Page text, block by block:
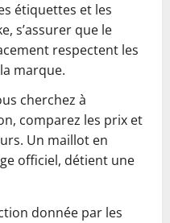
étiquettes et les
s’assurer que le
respectent les
marque.
cherchez à
comparez les prix et
Un maillot en
officiel, détient une
donnée par les